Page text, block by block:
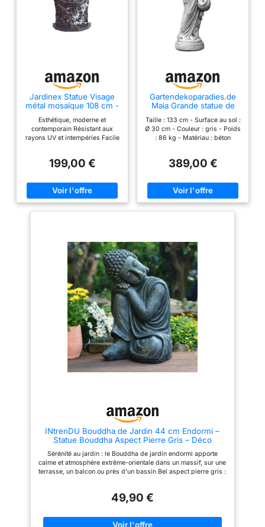
Jardinex Statue Visage
métal mosaïque 108 cm -
Esthétique, moderne et
contemporain Résistant aux
rayons UV et intempéries Facile
199,00 €
Gartendekoparadies.de
Maia Grande statue de
résistante au gel (133 cm)
Taille : 133 cm - Surface au sol :
Ø 30 cm - Couleur : gris - Poids
: 86 kg - Matériau : béton
Statue fabriquée en béton de
toutes les conditions
climatiques (gel, pluie, soleil).
Parfaitement résistante au gel et
cadeau. Attention : les images
fournies ici ne sont que des
exemples. Étant donné que ces
objets sont fabriqués à la main,
de légères variations de couleur
et de texture sur la surface sont
possibles.
389,00 €
INtrenDU Bouddha de Jardin 44 cm Endormi –
Statue Bouddha Aspect Pierre Gris – Déco
Balcon
Sérénité au jardin : le Bouddha de jardin endormi apporte
calme et atmosphère extrême-orientale dans un massif, sur une
terrasse, un balcon ou près d’un bassin Bel aspect pierre gris :
de jardin zen : associée à des plantes, des graminées, des
ambiance feng shui – idéale pour les jardins asiatiques et de
méditation Dimensions stables : avec 44 × 30 × 29 cm et env.
49,90 €